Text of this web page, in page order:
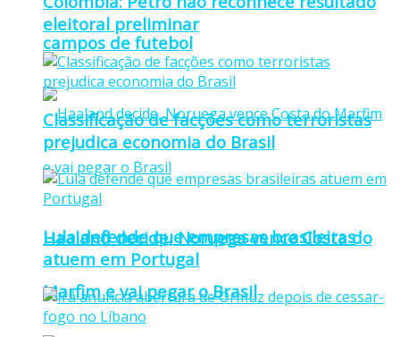
campos de futebol
Haaland decide, Noruega vence Costa do
Marfim e vai pegar o Brasil
eleitoral preliminar
Classificação de facções como terroristas
prejudica economia do Brasil
Lula defende que empresas brasileiras
atuem em Portugal